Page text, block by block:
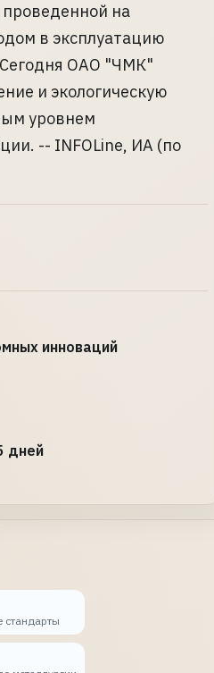
на
в эксплуатацию
ОАО "ЧМК"
и экологическую
уровнем
-- INFOLine, ИА (по
инноваций
дней
стандарты